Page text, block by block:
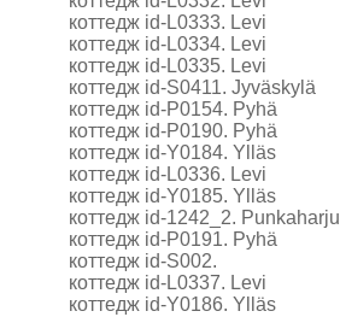
коттедж id-L0333. Levi
коттедж id-L0334. Levi
коттедж id-L0335. Levi
коттедж id-S0411. Jyväskylä
коттедж id-P0154. Pyhä
коттедж id-P0190. Pyhä
коттедж id-Y0184. Ylläs
коттедж id-L0336. Levi
коттедж id-Y0185. Ylläs
коттедж id-1242_2. Punkaharju
коттедж id-P0191. Pyhä
коттедж id-S002.
коттедж id-L0337. Levi
коттедж id-Y0186. Ylläs